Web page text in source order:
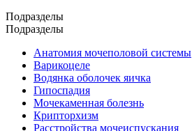
Подразделы
Подразделы
Анатомия мочеполовой системы
Варикоцеле
Водянка оболочек яичка
Гипоспадия
Мочекаменная болезнь
Крипторхизм
Расстройства мочеиспускания